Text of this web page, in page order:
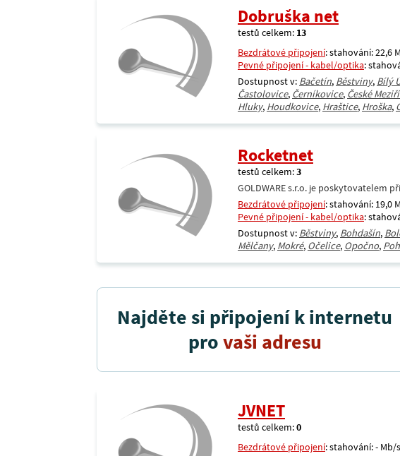
Dobruška net
testů celkem: 13
Bezdrátové připojení: stahování: 22,6
Pevné připojení - kabel/optika:
Dostupnost v: Bačetín, Běstviny, Bílý
Častolovice, Černíkovice, České
Hluky, Houdkovice, Hraštice, Hroška,
Rocketnet
testů celkem:3
GOLDWARE s.r.o. je poskytovatelem
Bezdrátové připojení: stahování: 19,0
Pevné připojení - kabel/optika:
Dostupnost v: Běstviny, Bohdašín,
Mělčany, Mokré, Očelice, Opočno,
Najděte si připojení k internetu
provaši adresu
JVNET
testů celkem:0
Bezdrátové připojení: stahování: - Mb/